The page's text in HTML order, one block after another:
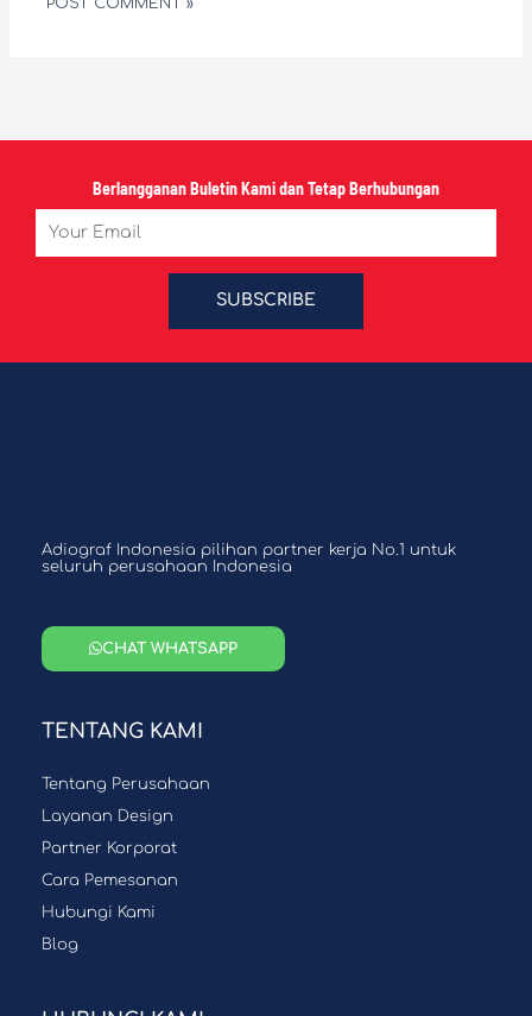
Berlangganan Buletin Kami dan Tetap Berhubungan
Email
SUBSCRIBE
Adiograf Indonesia pilihan partner kerja No.1 untuk
seluruh perusahaan Indonesia
CHAT WHATSAPP
TENTANG KAMI
Tentang Perusahaan
Layanan Design
Partner Korporat
Cara Pemesanan
Hubungi Kami
Blog